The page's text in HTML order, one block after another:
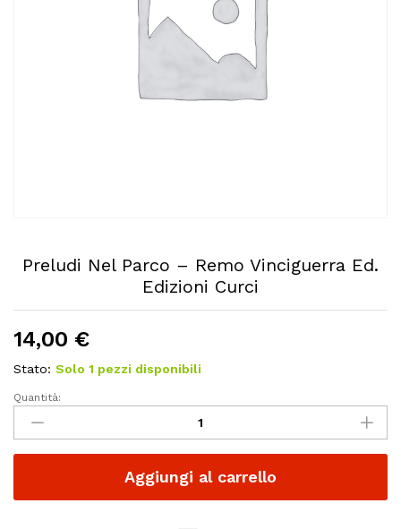
Preludi Nel Parco – Remo Vinciguerra Ed.
Edizioni Curci
14,00 €
Stato: Solo 1 pezzi disponibili
Preludi
Nel
Parco
-
Vinciguerra
Quantità:
Aggiungi al carrello